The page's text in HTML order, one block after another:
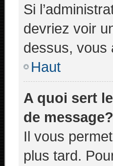
Si
devriez voir
dessus, vous
Haut
A quoi sert
de message?
Il vous
plus tard.